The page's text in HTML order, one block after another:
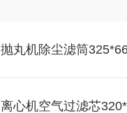
抛丸机除尘滤筒
离心机空气过滤芯